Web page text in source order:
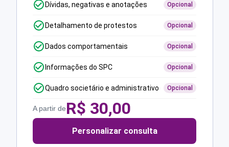
Dívidas, negativas e anotações Opcional
Detalhamento de protestos Opcional
Dados comportamentais Opcional
Informações do SPC Opcional
Quadro societário e administrativo Opcional
A partir deR$ 30,00
Personalizar consulta